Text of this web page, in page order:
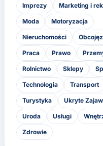
Imprezy Marketing i
Moda Motoryzacja
Nieruchomości
Praca Prawo
Rolnictwo Sklepy
Technologia Transport
Turystyka Ukryte
Uroda Usługi
Zdrowie